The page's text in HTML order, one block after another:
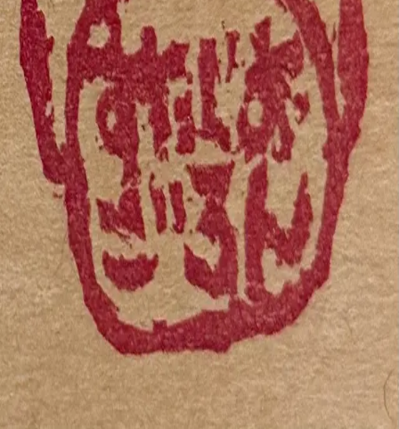
カート
イベントが見つかりません
イベント一覧に戻る